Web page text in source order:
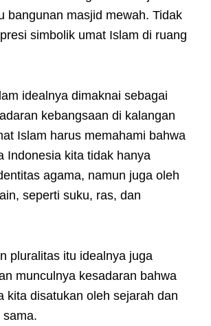
bangunan masjid mewah. Tidak
simbolik umat Islam di ruang
idealnya dimaknai sebagai
kebangsaan di kalangan
Islam harus memahami bahwa
Indonesia kita tidak hanya
agama, namun juga oleh
seperti suku, ras, dan
pluralitas itu idealnya juga
munculnya kesadaran bahwa
kita disatukan oleh sejarah dan
sama.